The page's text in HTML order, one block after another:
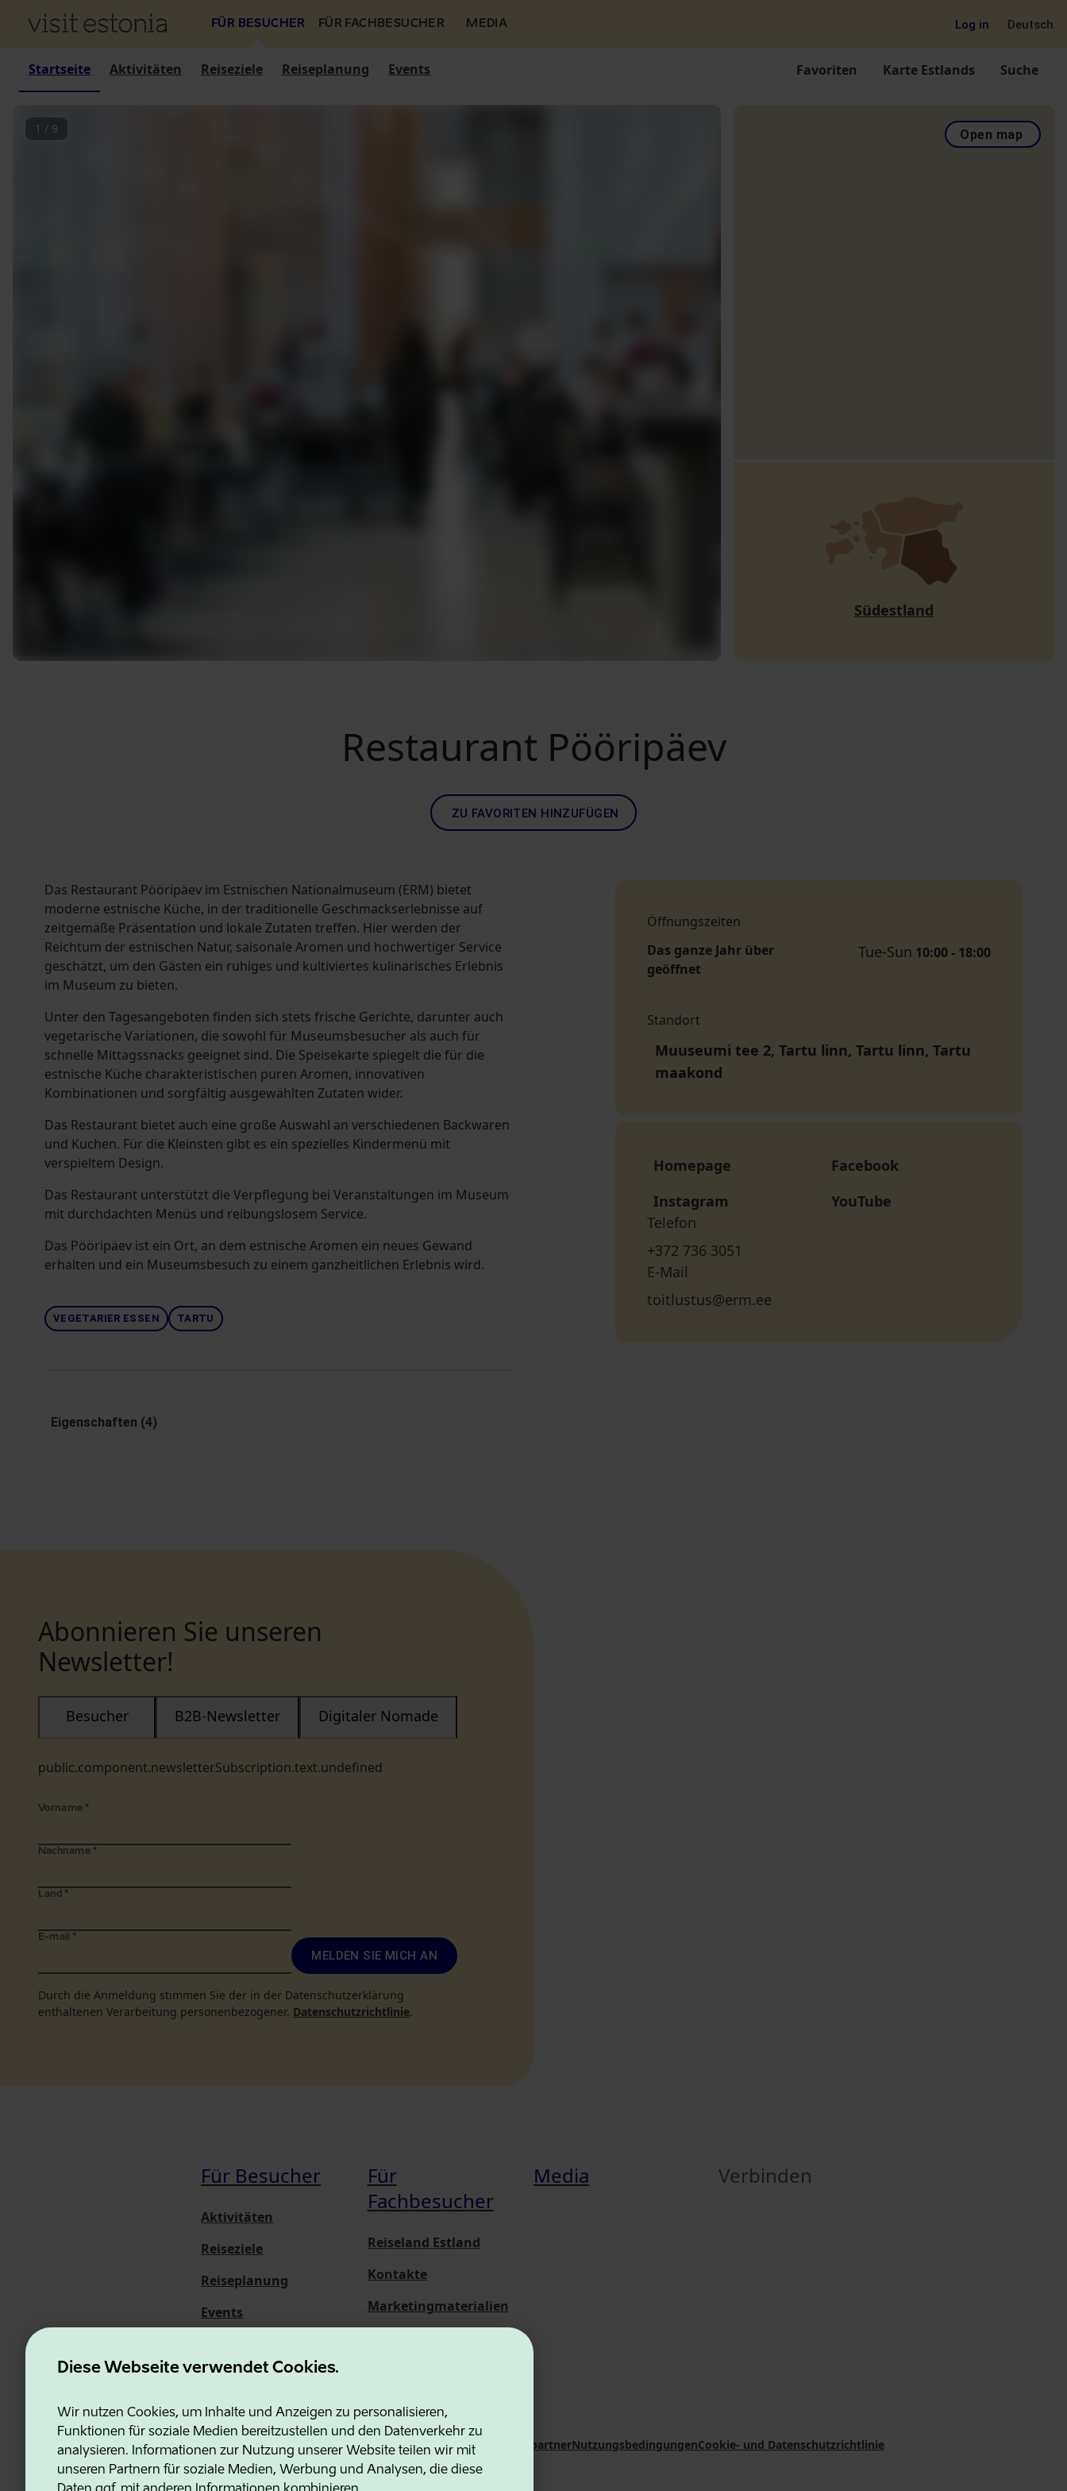
Diese Webseite verwendet Cookies.
Wir nutzen Cookies, um Inhalte und Anzeigen zu personalisieren,
Funktionen für soziale Medien bereitzustellen und den Datenverkehr zu
analysieren. Informationen zur Nutzung unserer Website teilen wir mit
unseren Partnern für soziale Medien, Werbung und Analysen, die diese
FÜR BESUCHER FÜR FACHBESUCHER MEDIA Log in Deutsch
Startseite Aktivitäten Reiseziele Reiseplanung Events Favoriten Karte Estlands Suche
1 / 9 Open map
Südestland
Restaurant Pööripäev
ZU FAVORITEN HINZUFÜGEN
Das Restaurant Pööripäev im Estnischen Nationalmuseum (ERM) bietet
moderne estnische Küche, in der traditionelle Geschmackserlebnisse auf
zeitgemäße Präsentation und lokale Zutaten treffen. Hier werden der
Reichtum der estnischen Natur, saisonale Aromen und hochwertiger Service
geschätzt, um den Gästen ein ruhiges und kultiviertes kulinarisches Erlebnis
im Museum zu bieten.
Unter den Tagesangeboten finden sich stets frische Gerichte, darunter auch
vegetarische Variationen, die sowohl für Museumsbesucher als auch für
schnelle Mittagssnacks geeignet sind. Die Speisekarte spiegelt die für die
estnische Küche charakteristischen puren Aromen, innovativen
Kombinationen und sorgfältig ausgewählten Zutaten wider.
Das Restaurant bietet auch eine große Auswahl an verschiedenen Backwaren
und Kuchen. Für die Kleinsten gibt es ein spezielles Kindermenü mit
verspieltem Design.
Das Restaurant unterstützt die Verpflegung bei Veranstaltungen im Museum
mit durchdachten Menüs und reibungslosem Service.
Das Pööripäev ist ein Ort, an dem estnische Aromen ein neues Gewand
erhalten und ein Museumsbesuch zu einem ganzheitlichen Erlebnis wird.
VEGETARIER ESSEN TARTU
Eigenschaften (4)
Öffnungszeiten
Das ganze Jahr über
geöffnet
Tue-Sun 10:00 - 18:00
Standort
Muuseumi tee 2, Tartu linn, Tartu linn, Tartu
maakond
Homepage
Facebook
Instagram
YouTube
Telefon
+372 736 3051
E-Mail
toitlustus@erm.ee
Abonnieren Sie unseren
Newsletter!
public.component.newsletterSubscription.text.undefined
Besucher B2B-Newsletter Digitaler Nomade
Vorname *
Nachname *
Land *
E-mail *
MELDEN SIE MICH AN
Durch die Anmeldung stimmen Sie der in der Datenschutzerklärung
enthaltenen Verarbeitung personenbezogener. Datenschutzrichtlinie.
Für Besucher
Aktivitäten
Reiseziele
Reiseplanung
Events
Für
Fachbesucher
Reiseland Estland
Kontakte
Marketingmaterialien
Media Verbinden
Estonian Business and Innovation AgencyKontakte KooperationspartnerNutzungsbedingungenCookie- und Datenschutzrichtlinie